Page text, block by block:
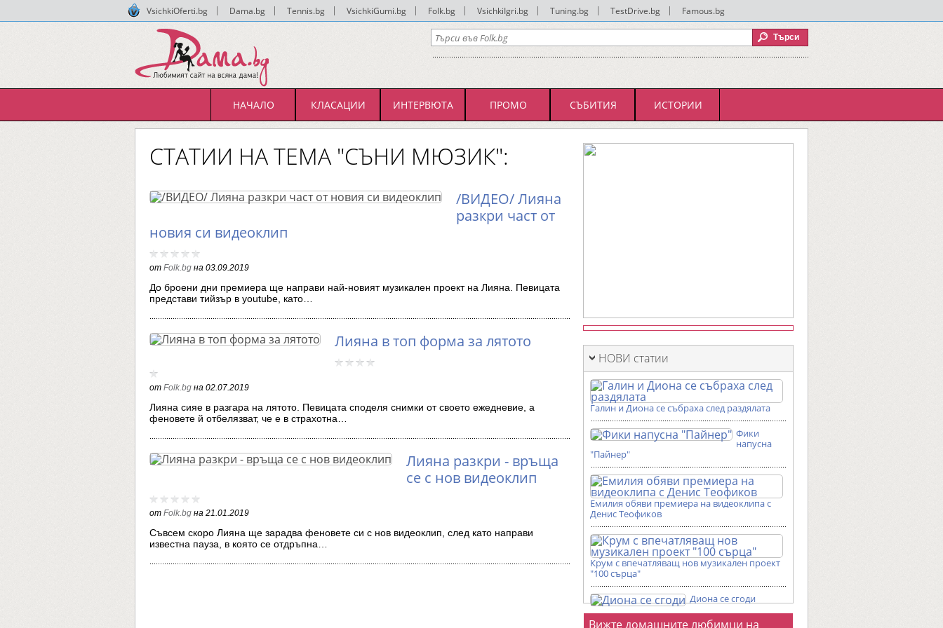
VsichkiOferti.bg Dama.bg Tennis.bg VsichkiGumi.bg Folk.bg VsichkiIgri.bg Tuning.bg TestDrive.bg Famous.bg
НАЧАЛО КЛАСАЦИИ ИНТЕРВЮТА ПРОМО СЪБИТИЯ ИСТОРИИ
СТАТИИ НА ТЕМА "СЪНИ МЮЗИК":
/ВИДЕО/ Лияна
разкри част от
новия си видеоклип
от Folk.bg на 03.09.2019
До броени дни премиера ще направи най-новият музикален проект на Лияна. Певицата
представи тийзър в youtube, като…
Лияна в топ форма за лятото
от Folk.bg на 02.07.2019
Лияна сияе в разгара на лятото. Певицата споделя снимки от своето ежедневие, а
феновете й отбелязват, че е в страхотна…
Лияна разкри - връща
се с нов видеоклип
от Folk.bg на 21.01.2019
Съвсем скоро Лияна ще зарадва феновете си с нов видеоклип, след като направи
известна пауза, в която се отдръпна…
НОВИ статии
Галин и Диона се събраха след раздялата
Фики
напусна
"Пайнер"
Емилия обяви премиера на видеоклипа с
Денис Теофиков
Крум с впечатляващ нов музикален проект
"100 сърца"
Диона се сгоди
Вижте домашните любимци на